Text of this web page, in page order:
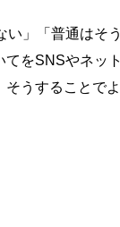
」「普通はそう
をSNSやネット
うすることでよ